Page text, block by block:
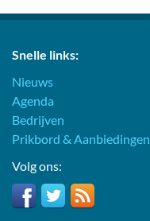
Snelle links:
Nieuws
Agenda
Bedrijven
Prikbord & Aanbiedingen
Volg ons: